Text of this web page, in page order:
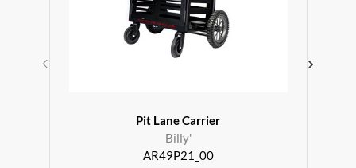
Pit Lane Carrier
Billy'
AR49P21_00